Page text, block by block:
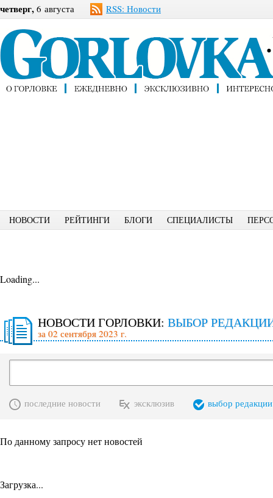
четверг, 6 августа RSS: Новости
НОВОСТИ РЕЙТИНГИ БЛОГИ СПЕЦИАЛИСТЫ
Loading...
НОВОСТИ ГОРЛОВКИ: ВЫБОР
за 02 сентября 2023 г.
последние новости эксклюзив выбор редакции
По данному запросу нет новостей
Загрузка...